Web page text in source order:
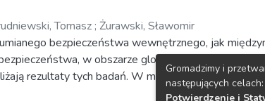
Tomasz ; Żurawski, Sławomir
bezpieczeństwa wewnętrznego, jak
w obszarze globalnym, jak i
rezultaty tych badań. W monografii użyto wielu
w treści poszczególnych rozdziałów. Tym
Gromadzimy i
następujących celach:
Potwierdzenie i